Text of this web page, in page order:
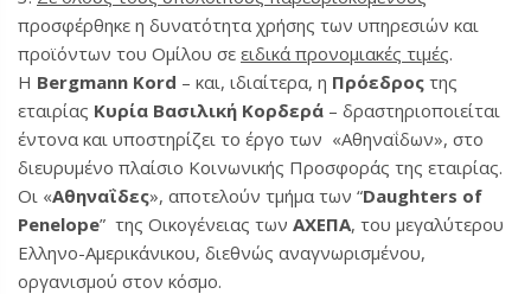
προσφέρθηκε η δυνατότητα χρήσης των υπηρεσιών και
προϊόντων του Ομίλου σε ειδικά προνομιακές τιμές.
Η Bergmann Kord – και, ιδιαίτερα, η Πρόεδρος της
εταιρίας Κυρία Βασιλική Κορδερά – δραστηριοποιείται
έντονα και υποστηρίζει το έργο των «Αθηναΐδων», στο
διευρυμένο πλαίσιο Κοινωνικής Προσφοράς της εταιρίας.
Οι «Αθηναΐδες», αποτελούν τμήμα των “Daughters of
Penelope” της Οικογένειας των ΑΧΕΠΑ, του μεγαλύτερου
Ελληνο-Αμερικάνικου, διεθνώς αναγνωρισμένου,
οργανισμού στον κόσμο.